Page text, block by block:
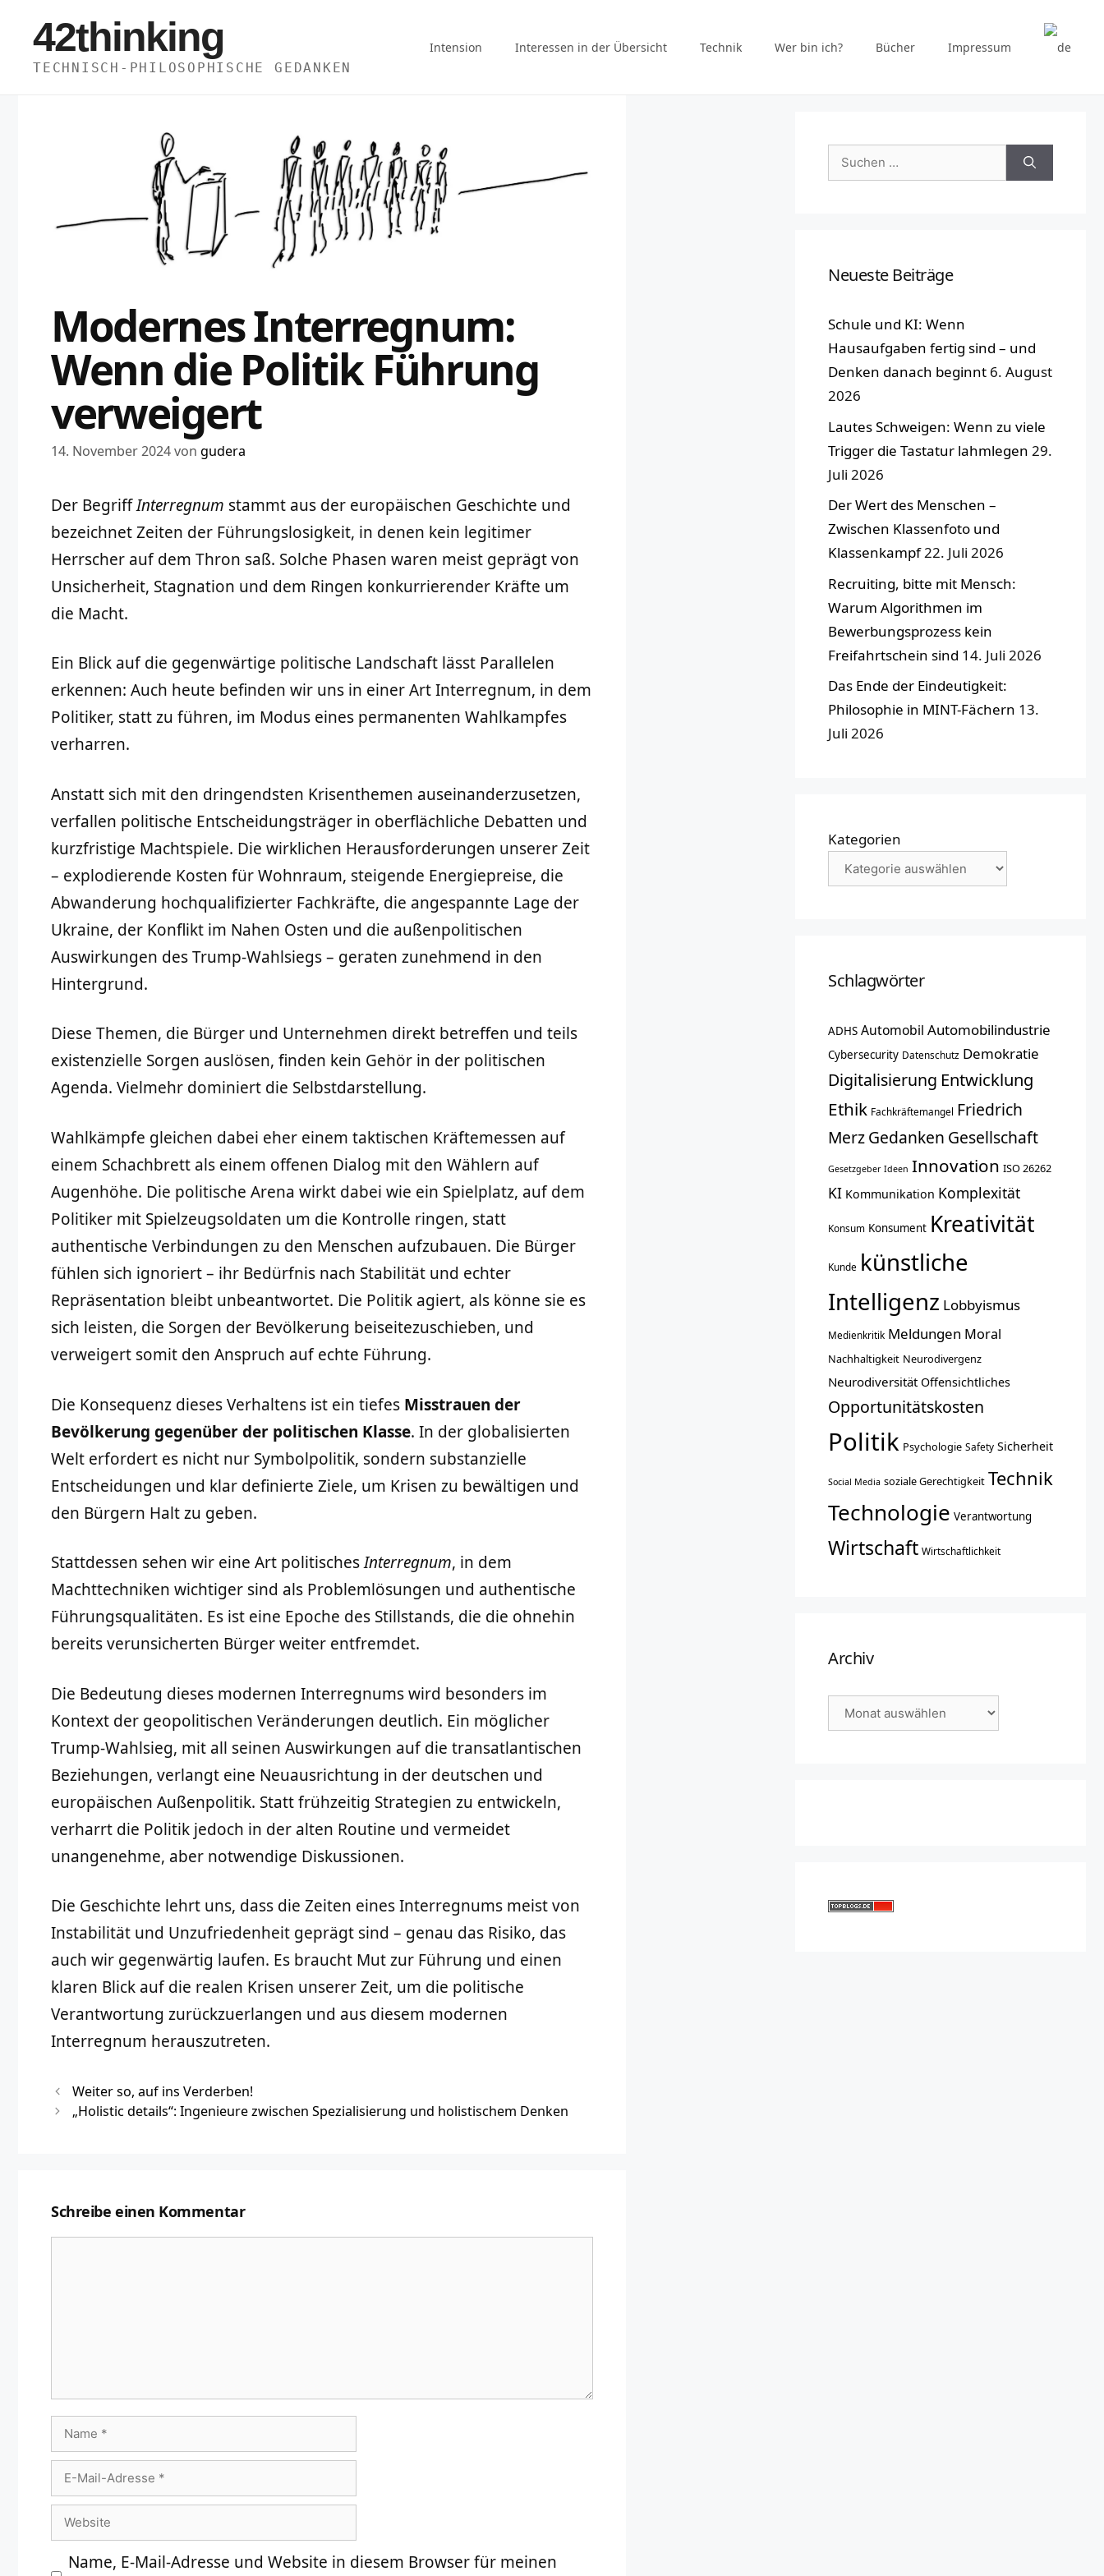
Inhalt
springen
42thinking
TECHNISCH-PHILOSOPHISCHE GEDANKEN
Intension Interessen in der Übersicht Technik Wer bin ich? Bücher Impressum
Modernes Interregnum:
Wenn die Politik Führung
verweigert
14. November 2024von gudera
Der BegriffInterregnum stammt aus der europäischen Geschichte und
bezeichnet Zeiten der Führungslosigkeit, in denen kein legitimer
Herrscher auf dem Thron saß. Solche Phasen waren meist geprägt von
Unsicherheit, Stagnation und dem Ringen konkurrierender Kräfte um
die Macht.
Ein Blick auf die gegenwärtige politische Landschaft lässt Parallelen
erkennen: Auch heute befinden wir uns in einer Art Interregnum, in dem
Politiker, statt zu führen, im Modus eines permanenten Wahlkampfes
verharren.
Anstatt sich mit den dringendsten Krisenthemen auseinanderzusetzen,
verfallen politische Entscheidungsträger in oberflächliche Debatten und
kurzfristige Machtspiele. Die wirklichen Herausforderungen unserer Zeit
– explodierende Kosten für Wohnraum, steigende Energiepreise, die
Abwanderung hochqualifizierter Fachkräfte, die angespannte Lage der
Ukraine, der Konflikt im Nahen Osten und die außenpolitischen
Auswirkungen des Trump-Wahlsiegs – geraten zunehmend in den
Hintergrund.
Diese Themen, die Bürger und Unternehmen direkt betreffen und teils
existenzielle Sorgen auslösen, finden kein Gehör in der politischen
Agenda. Vielmehr dominiert die Selbstdarstellung.
Wahlkämpfe gleichen dabei eher einem taktischen Kräftemessen auf
einem Schachbrett als einem offenen Dialog mit den Wählern auf
Augenhöhe. Die politische Arena wirkt dabei wie ein Spielplatz, auf dem
Politiker mit Spielzeugsoldaten um die Kontrolle ringen, statt
authentische Verbindungen zu den Menschen aufzubauen. Die Bürger
fühlen sich ignoriert – ihr Bedürfnis nach Stabilität und echter
Repräsentation bleibt unbeantwortet. Die Politik agiert, als könne sie es
sich leisten, die Sorgen der Bevölkerung beiseitezuschieben, und
verweigert somit den Anspruch auf echte Führung.
Die Konsequenz dieses Verhaltens ist ein tiefes Misstrauen der
Bevölkerung gegenüber der politischen Klasse. In der globalisierten
Welt erfordert es nicht nur Symbolpolitik, sondern substanzielle
Entscheidungen und klar definierte Ziele, um Krisen zu bewältigen und
den Bürgern Halt zu geben.
Stattdessen sehen wir eine Art politischesInterregnum, in dem
Machttechniken wichtiger sind als Problemlösungen und authentische
Führungsqualitäten. Es ist eine Epoche des Stillstands, die die ohnehin
bereits verunsicherten Bürger weiter entfremdet.
Die Bedeutung dieses modernen Interregnums wird besonders im
Kontext der geopolitischen Veränderungen deutlich. Ein möglicher
Trump-Wahlsieg, mit all seinen Auswirkungen auf die transatlantischen
Beziehungen, verlangt eine Neuausrichtung in der deutschen und
europäischen Außenpolitik. Statt frühzeitig Strategien zu entwickeln,
verharrt die Politik jedoch in der alten Routine und vermeidet
unangenehme, aber notwendige Diskussionen.
Die Geschichte lehrt uns, dass die Zeiten eines Interregnums meist von
Instabilität und Unzufriedenheit geprägt sind – genau das Risiko, das
auch wir gegenwärtig laufen. Es braucht Mut zur Führung und einen
klaren Blick auf die realen Krisen unserer Zeit, um die politische
Verantwortung zurückzuerlangen und aus diesem modernen
Interregnum herauszutreten.
Weiter so, auf ins Verderben!
„Holistic details“: Ingenieure zwischen Spezialisierung und holistischem Denken
Schreibe einen Kommentar
Name
Mail-
Adresse
Website
Name, E-Mail-Adresse und Website in diesem Browser für meinen
Suchen
nach:
Neueste Beiträge
Schule und KI: Wenn
Hausaufgaben fertig sind – und
Denken danach beginnt 6. August
2026
Lautes Schweigen: Wenn zu viele
Trigger die Tastatur lahmlegen 29.
Juli 2026
Der Wert des Menschen –
Zwischen Klassenfoto und
Klassenkampf22. Juli 2026
Recruiting, bitte mit Mensch:
Warum Algorithmen im
Bewerbungsprozess kein
Freifahrtschein sind 14. Juli 2026
Das Ende der Eindeutigkeit:
Philosophie in MINT-Fächern 13.
Juli 2026
Kategorien
Schlagwörter
ADHS Automobil Automobilindustrie
Cybersecurity Datenschutz Demokratie
Digitalisierung Entwicklung
Ethik Fachkräftemangel Friedrich
MerzGedanken Gesellschaft
Gesetzgeber Ideen Innovation ISO 26262
KI Kommunikation Komplexität
Konsum Konsument Kreativität
Kunde künstliche
Intelligenz Lobbyismus
Medienkritik Meldungen Moral
Nachhaltigkeit Neurodivergenz
Neurodiversität Offensichtliches
Opportunitätskosten
Politik Psychologie Safety Sicherheit
Social Media soziale Gerechtigkeit Technik
Technologie Verantwortung
Wirtschaft Wirtschaftlichkeit
Archiv
Archiv